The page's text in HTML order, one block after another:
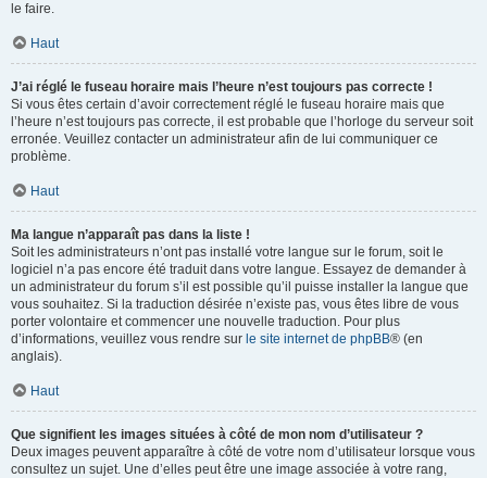
le faire.
Haut
J’ai réglé le fuseau horaire mais l’heure n’est toujours pas correcte !
Si vous êtes certain d’avoir correctement réglé le fuseau horaire mais que
l’heure n’est toujours pas correcte, il est probable que l’horloge du serveur soit
erronée. Veuillez contacter un administrateur afin de lui communiquer ce
problème.
Haut
Ma langue n’apparaît pas dans la liste !
Soit les administrateurs n’ont pas installé votre langue sur le forum, soit le
logiciel n’a pas encore été traduit dans votre langue. Essayez de demander à
un administrateur du forum s’il est possible qu’il puisse installer la langue que
vous souhaitez. Si la traduction désirée n’existe pas, vous êtes libre de vous
porter volontaire et commencer une nouvelle traduction. Pour plus
d’informations, veuillez vous rendre sur le site internet de phpBB® (en
anglais).
Haut
Que signifient les images situées à côté de mon nom d’utilisateur ?
Deux images peuvent apparaître à côté de votre nom d’utilisateur lorsque vous
consultez un sujet. Une d’elles peut être une image associée à votre rang,